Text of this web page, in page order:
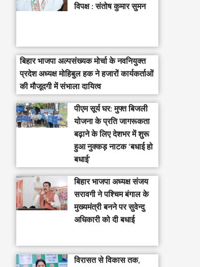
विपक्ष : संतोष कुमार सुमन
बिहार भाजपा अल्पसंख्यक मोर्चा के नवनियुक्त
प्रदेश अध्यक्ष मोहिबुल हक ने हजारों कार्यकर्ताओं
की मौजूदगी में संभाला दायित्व
पीएम सूर्य घर: मुफ्त बिजली
योजना के प्रति जागरूकता
बढ़ाने के लिए देशभर में शुरू
हुआ नुक्कड़ नाटक ‘बधाई हो
बधाई’
‎बिहार भाजपा अध्यक्ष संजय
सरावगी ने पश्चिम बंगाल के
मुख्यमंत्री बनने पर सुवेन्दु
अधिकारी को दी बधाई
विरासत से विकास तक,